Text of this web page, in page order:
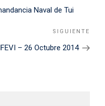
Naval de Tui
SIGUIENTE
– 26 Octubre 2014